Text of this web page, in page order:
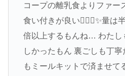
コープの離乳食よりファー
食い付きが良い🙆🏻‍♀️︎✨量は
倍以上するもんね… わたし
しかったもん 裏ごしも丁
もミールキットで済ませて